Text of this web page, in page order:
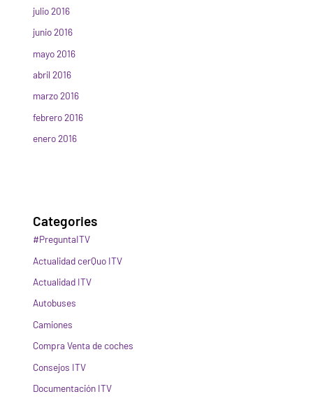
julio 2016
junio 2016
mayo 2016
abril 2016
marzo 2016
febrero 2016
enero 2016
Categories
#PreguntaITV
Actualidad cerQuo ITV
Actualidad ITV
Autobuses
Camiones
Compra Venta de coches
Consejos ITV
Documentación ITV